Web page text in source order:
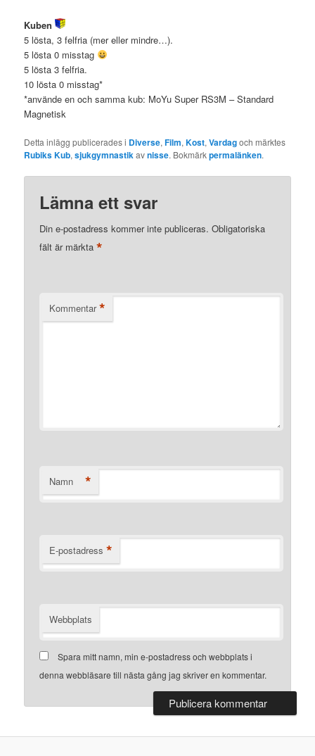
Kuben
5 lösta, 3 felfria (mer eller mindre…).
5 lösta 0 misstag
5 lösta 3 felfria.
10 lösta 0 misstag*
*använde en och samma kub: MoYu Super RS3M – Standard
Magnetisk
Detta inlägg publicerades i Diverse,Film,Kost,Vardagoch märktes
Rubiks Kub,sjukgymnastikavnisse. Bokmärkpermalänken.
Lämna ett svar
Din e-postadress kommer inte publiceras. Obligatoriska
fält är märkta*
Kommentar *
Namn *
E-postadress *
Webbplats
Spara mitt namn, min e-postadress och webbplats i
denna webbläsare till nästa gång jag skriver en kommentar.